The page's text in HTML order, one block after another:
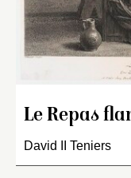
Le Repas
David II Teniers